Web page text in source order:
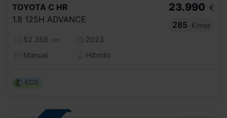
TOYOTA C HR
1.8 125H ADVANCE
52.358 km
2023
Manual
Híbrido
23.990 €
285
€/mes
ECO